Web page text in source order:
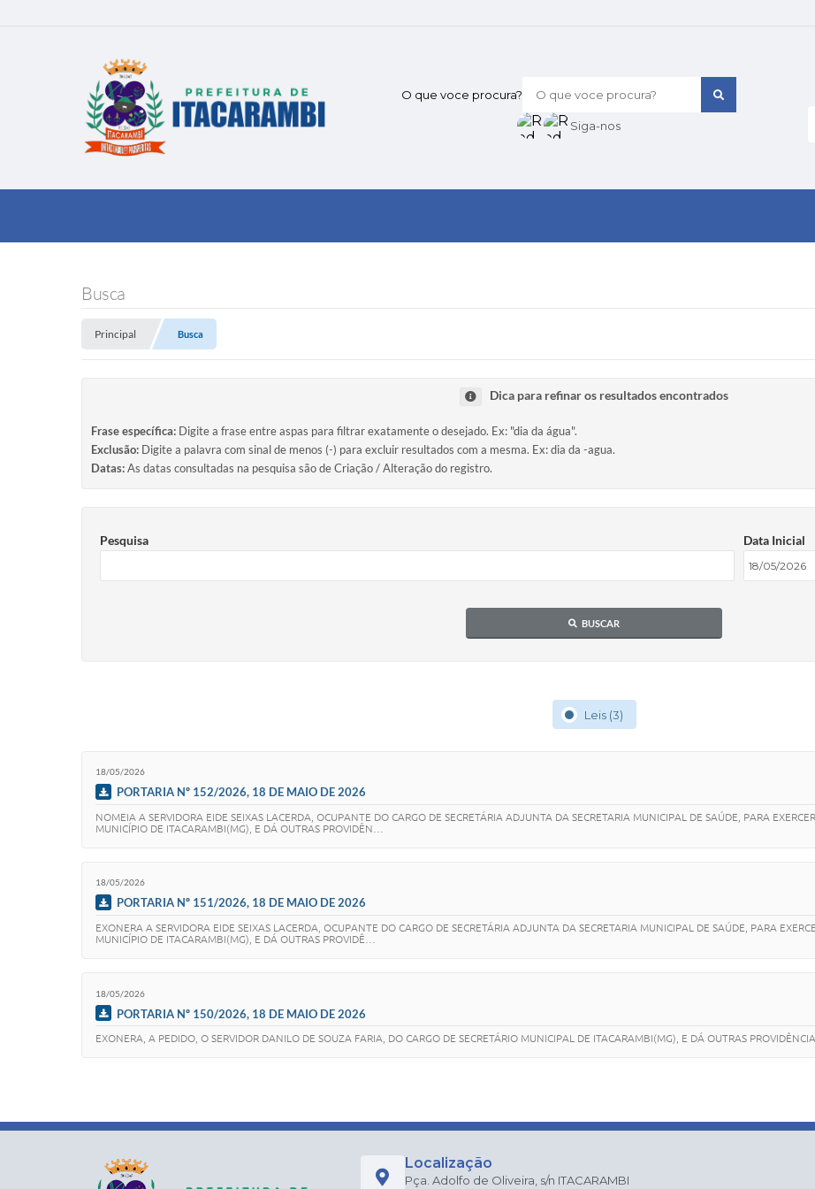
O que voce procura?
Siga-nos
Busca
Principal Busca
Dica para refinar os resultados encontrados
Frase específica: Digite a frase entre aspas para filtrar exatamente o desejado. Ex: "dia da água".
Exclusão: Digite a palavra com sinal de menos (-) para excluir resultados com a mesma. Ex: dia da -agua.
Datas:As datas consultadas na pesquisa são de Criação / Alteração do registro.
Pesquisa Data Inicial
BUSCAR
Leis (3)
18/05/2026
PORTARIA Nº 152/2026, 18 DE MAIO DE 2026
NOMEIA A SERVIDORA EIDE SEIXAS LACERDA, OCUPANTE DO CARGO DE SECRETÁRIA ADJUNTA DA SECRETARIA MUNICIPAL DE SAÚDE, PARA
MUNICÍPIO DE ITACARAMBI(MG), E DÁ OUTRAS PROVIDÊN…
18/05/2026
PORTARIA Nº 151/2026, 18 DE MAIO DE 2026
EXONERA A SERVIDORA EIDE SEIXAS LACERDA, OCUPANTE DO CARGO DE SECRETÁRIA ADJUNTA DA SECRETARIA MUNICIPAL DE SAÚDE, PARA
MUNICÍPIO DE ITACARAMBI(MG), E DÁ OUTRAS PROVIDÊ…
18/05/2026
PORTARIA Nº 150/2026, 18 DE MAIO DE 2026
EXONERA, A PEDIDO, O SERVIDOR DANILO DE SOUZA FARIA, DO CARGO DE SECRETÁRIO MUNICIPAL DE ITACARAMBI(MG), E DÁ OUTRAS
Localização
Pça. Adolfo de Oliveira, s/n ITACARAMBI